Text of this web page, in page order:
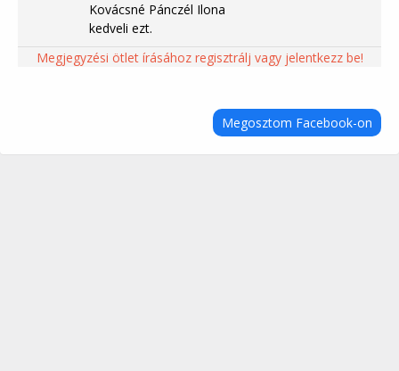
Kovácsné Pánczél Ilona
kedveli ezt.
Megjegyzési ötlet írásához regisztrálj vagy jelentkezz be!
Megosztom Facebook-on